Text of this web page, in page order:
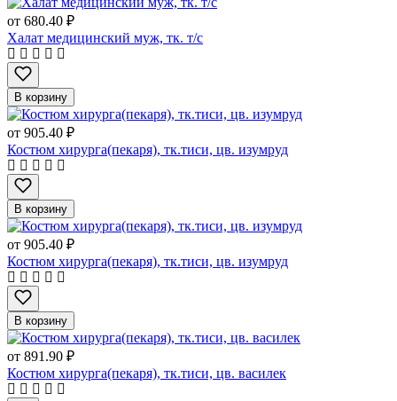
от 680.40 ₽
Халат медицинский муж, тк. т/с
В корзину
от 905.40 ₽
Костюм хирурга(пекаря), тк.тиси, цв. изумруд
В корзину
от 905.40 ₽
Костюм хирурга(пекаря), тк.тиси, цв. изумруд
В корзину
от 891.90 ₽
Костюм хирурга(пекаря), тк.тиси, цв. василек